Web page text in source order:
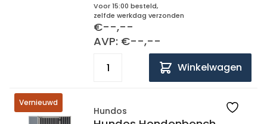
Voor 15:00 besteld,
zelfde werkdag verzonden
€--,--
AVP: €--,--
Winkelwagen
Vernieuwd
Hundos